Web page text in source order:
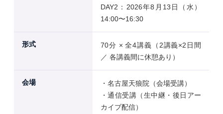
DAY2：2026年8月13日（水）
14:00〜16:30
形式
70分 × 全4講義（2講義×2日間
／ 各講義間に休憩あり）
会場
・名古屋天狼院（会場受講）
・通信受講（生中継・後日アー
カイブ配信）